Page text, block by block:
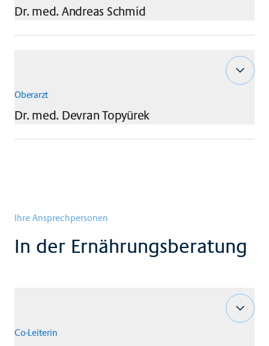
Dr. med. Andreas Schmid
Oberarzt
Dr. med. DevranTopyürek
Ihre Ansprechpersonen
In der Ernährungsberatung
Co-Leiterin